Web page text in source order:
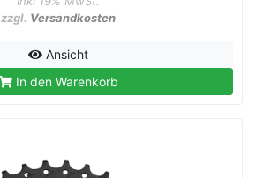
zzgl. Versandkosten
Ansicht
In den Warenkorb